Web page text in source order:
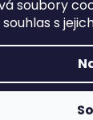
soubory
s